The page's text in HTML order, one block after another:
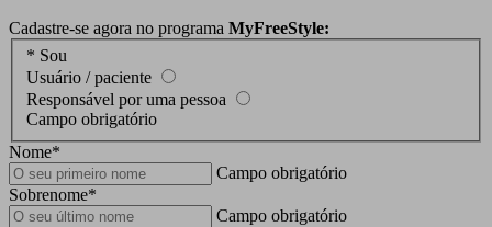
Cadastre-se agora no programa MyFreeStyle:
* Sou
Usuário / paciente
Responsável por uma pessoa
Campo obrigatório
Nome*
Campo obrigatório
Sobrenome*
Campo obrigatório